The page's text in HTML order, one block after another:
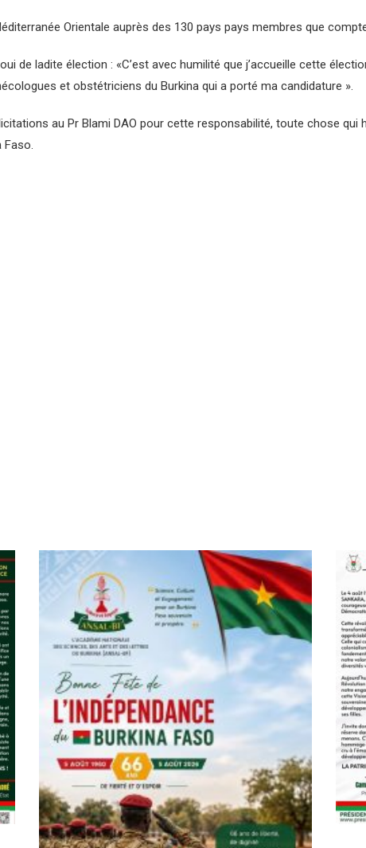
Orientale auprès des 130 pays pays membres que
de ladite élection : «C’est avec humilité que j’accueille cette
et obstétriciens du Burkina qui a porté ma candidature ».
au Pr Blami DAO pour cette responsabilité, toute chose qui
Faso.